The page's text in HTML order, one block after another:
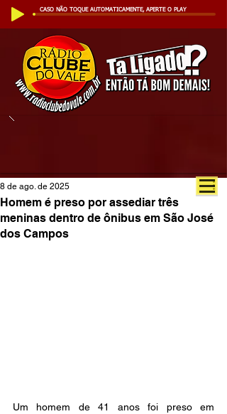
CASO NÃO TOQUE AUTOMATICAMENTE, APERTE O PLAY
Homem é preso por assediar três
meninas dentro de ônibus em São José
dos Campos
8 de ago. de 2025
Um homem de 41 anos foi preso em